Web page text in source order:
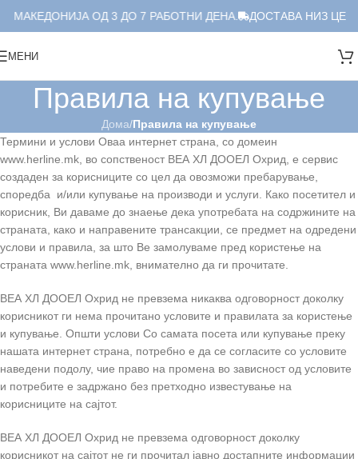
МАКЕДОНИЈА ОД 3 ДО 7 РАБОТНИ ДЕНА. ДОСТАВА НИЗ ЦЕЛА
МЕНИ
Правила на купување
Дома/Правила на купување
Термини и услови Оваа интернет страна, со домеин
www.herline.mk, во сопственост ВЕА ХЛ ДООЕЛ Охрид, е сервис
создаден за корисниците со цел да овозможи пребарување,
споредба и/или купување на производи и услуги. Како посетител и
корисник, Ви даваме до знаење дека употребата на содржините на
страната, како и направените трансакции, се предмет на одредени
услови и правила, за што Ве замолуваме пред користење на
страната www.herline.mk, внимателно да ги прочитате.
ВЕА ХЛ ДООЕЛ Охрид не превзема никаква одговорност доколку
корисникот ги нема прочитано условите и правилата за користење
и купување. Општи услови Со самата посета или купување преку
нашата интернет страна, потребно е да се согласите со условите
наведени подолу, чие право на промена во зависност од условите
и потребите е задржано без претходно известување на
корисниците на сајтот.
ВЕА ХЛ ДООЕЛ Охрид не превзема одговорност доколку
корисникот на сајтот не ги прочитал јавно достапните информации